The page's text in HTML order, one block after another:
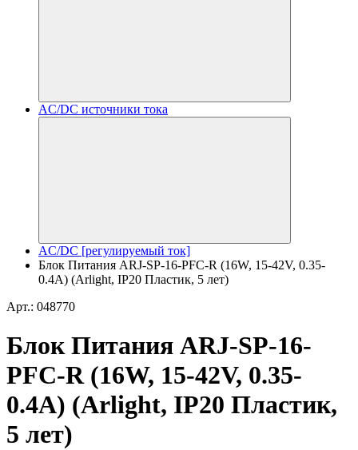
AC/DC источники тока
AC/DC [регулируемый ток]
Блок Питания ARJ-SP-16-PFC-R (16W, 15-42V, 0.35-
0.4A) (Arlight, IP20 Пластик, 5 лет)
Арт.: 048770
Блок Питания ARJ-SP-16-
PFC-R (16W, 15-42V, 0.35-
0.4A) (Arlight, IP20 Пластик,
5 лет)